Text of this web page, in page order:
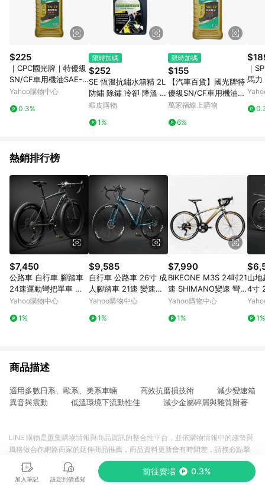
相關認定以Yahoo購物中心之認定為準
$225
｜CPC國光牌｜特優級
SN/CF車用機油SAE-4
0 1L
Yahoo購物中心
0.3%
限時加碼
$252
SE 恆溫抗鏽水箱精 2L
防鏽 除鏽 冷卻 降溫 潤
滑 防沸 防凍 抗腐蝕 清
D
蝦皮購物
1%
限時加碼
$155
【汽車百貨】國光牌特
優級SN/CF車用機油S
AE40
萬家福線上購物
6%
｜
馬力
合成
熱銷排行榜
$7,450
公路車 自行車 腳踏車
24速運動彎把單車 碳
合金自行車
Yahoo購物中心
1%
$9,585
自行車 公路車 26寸 成
人腳踏車 21速 變速車
碟剎競速單車 城市通勤
Yahoo購物中心
1%
$7,990
BIKEONE M3S 24吋21
速 SHIMANO變速 彎
把公路車
Yahoo購物中心
1%
山地
4寸
腳踏
車1%
商品描述
適用多數日系、歐系、美系車輛 高效抗磨損技術 減少變速箱
異音與震動 低溫環境下流動性佳 減少金屬碎屑與雜質附著
加入筆記 設定到價通知
前往賣場 0.3%
LINE 購物是匯集購物情報與商品資訊的整合性平台，並依購物情報中的趨勢與
風格做合作網路商家的延伸商品推薦，商品資料更新會有時間差，請務必點擊
商品至各合作網路商家，確認現售價與購物條件，一切資訊以合作廠商網頁為
準。